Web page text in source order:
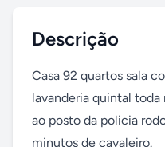
Descrição
Casa 92 quartos sala
lavanderia quintal toda
ao posto da policia
minutos de cavaleiro.